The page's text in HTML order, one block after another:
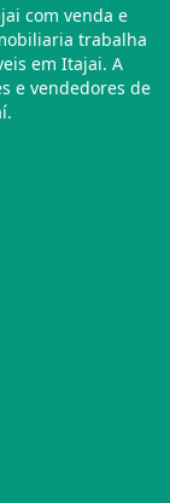
com venda e
trabalha
em Itajai. A
e vendedores de